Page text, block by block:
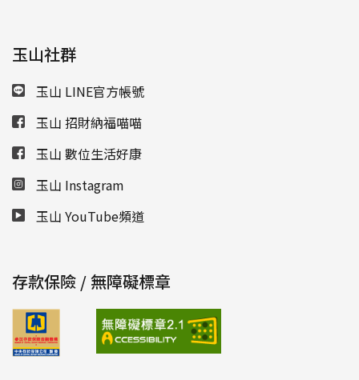
玉山社群
玉山 LINE官方帳號
玉山 招財納福喵喵
玉山 數位生活好康
玉山 Instagram
玉山 YouTube頻道
存款保險 / 無障礙標章